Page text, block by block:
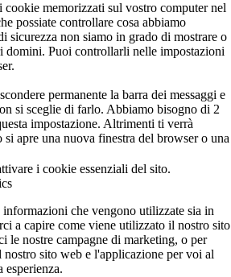
memorizzati sul vostro computer nel
possiate controllare cosa abbiamo
sicurezza non siamo in grado di mostrare o
domini. Puoi controllarli nelle impostazioni
permanente la barra dei messaggi e
si sceglie di farlo. Abbiamo bisogno di 2
impostazione. Altrimenti ti verrà
apre una nuova finestra del browser o una
i cookie essenziali del sito.
che vengono utilizzate sia in
a capire come viene utilizzato il nostro sito
le nostre campagne di marketing, o per
nostro sito web e l'applicazione per voi al